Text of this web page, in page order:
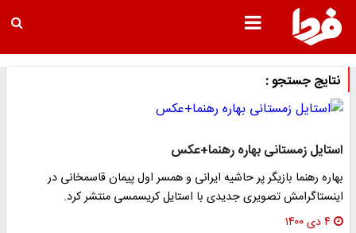
نتایج جستجو :
استایل زمستانی بهاره رهنما+عکس
بهاره رهنما بازیگر پر حاشیه ایرانی و همسر اول پیمان قاسمخانی در
اینستاگرامش تصویری جدیدی با استایل کریسمسی منتشر کرد.
۴ دی ۱۴۰۰